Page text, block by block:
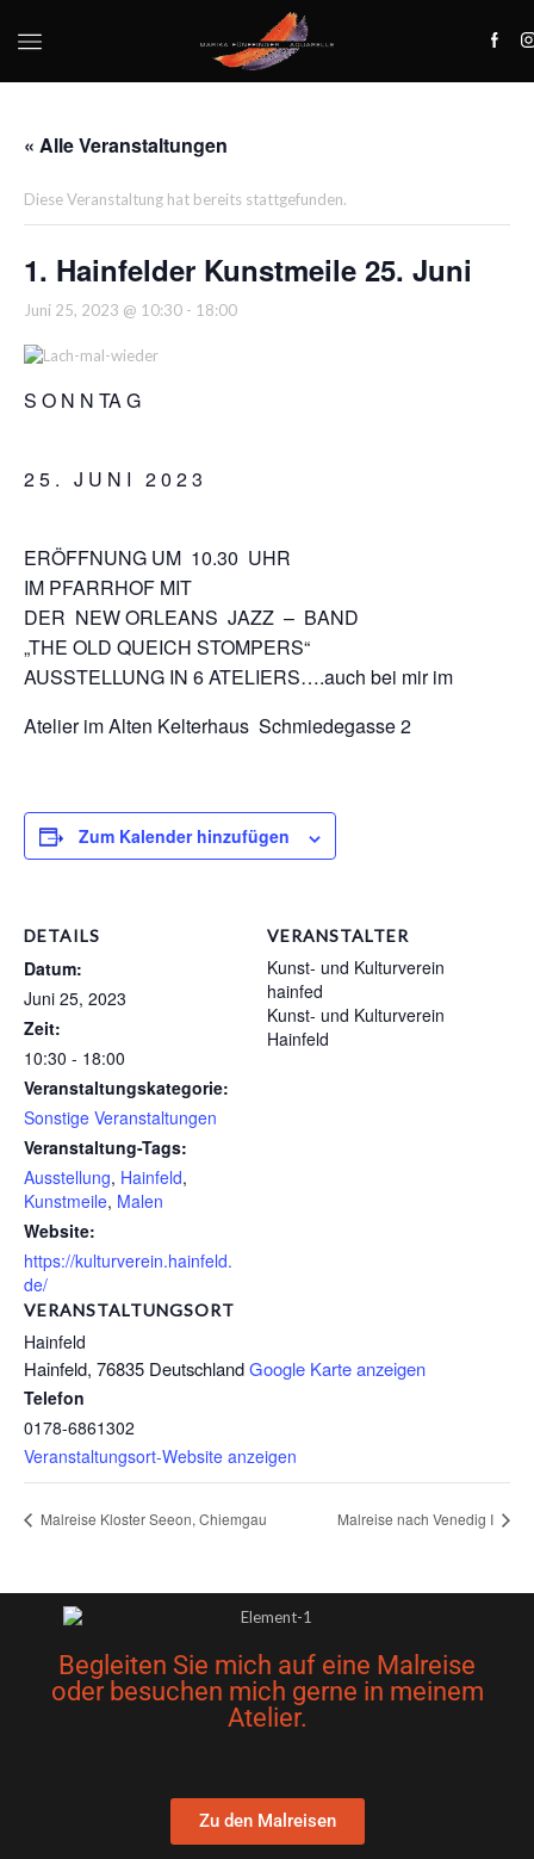
« Alle Veranstaltungen
Diese Veranstaltung hat bereits stattgefunden.
1. Hainfelder Kunstmeile 25. Juni
Juni 25, 2023 @ 10:30 - 18:00
S O N N TA G
2 5 . J U N I 2 0 2 3
ERÖFFNUNG UM 10.30 UHR
IM PFARRHOF MIT
DER NEW ORLEANS JAZZ – BAND
„THE OLD QUEICH STOMPERS“
AUSSTELLUNG IN 6 ATELIERS….auch bei mir im
Atelier im Alten Kelterhaus Schmiedegasse 2
Zum Kalender hinzufügen
DETAILS
Datum:
Juni 25, 2023
Zeit:
10:30 - 18:00
Veranstaltungskategorie:
Sonstige Veranstaltungen
Veranstaltung-Tags:
Ausstellung, Hainfeld,
Kunstmeile, Malen
Website:
https://kulturverein.hainfeld.
de/
VERANSTALTUNGSORT
Hainfeld
Hainfeld, 76835 DeutschlandGoogle Karte anzeigen
Telefon
0178-6861302
Veranstaltungsort-Website anzeigen
VERANSTALTER
Kunst- und Kulturverein
hainfed
Kunst- und Kulturverein
Hainfeld
Malreise Kloster Seeon, Chiemgau Malreise nach Venedig I
Begleiten Sie mich auf eine Malreise
oder besuchen mich gerne in meinem
Atelier.
Zu den Malreisen